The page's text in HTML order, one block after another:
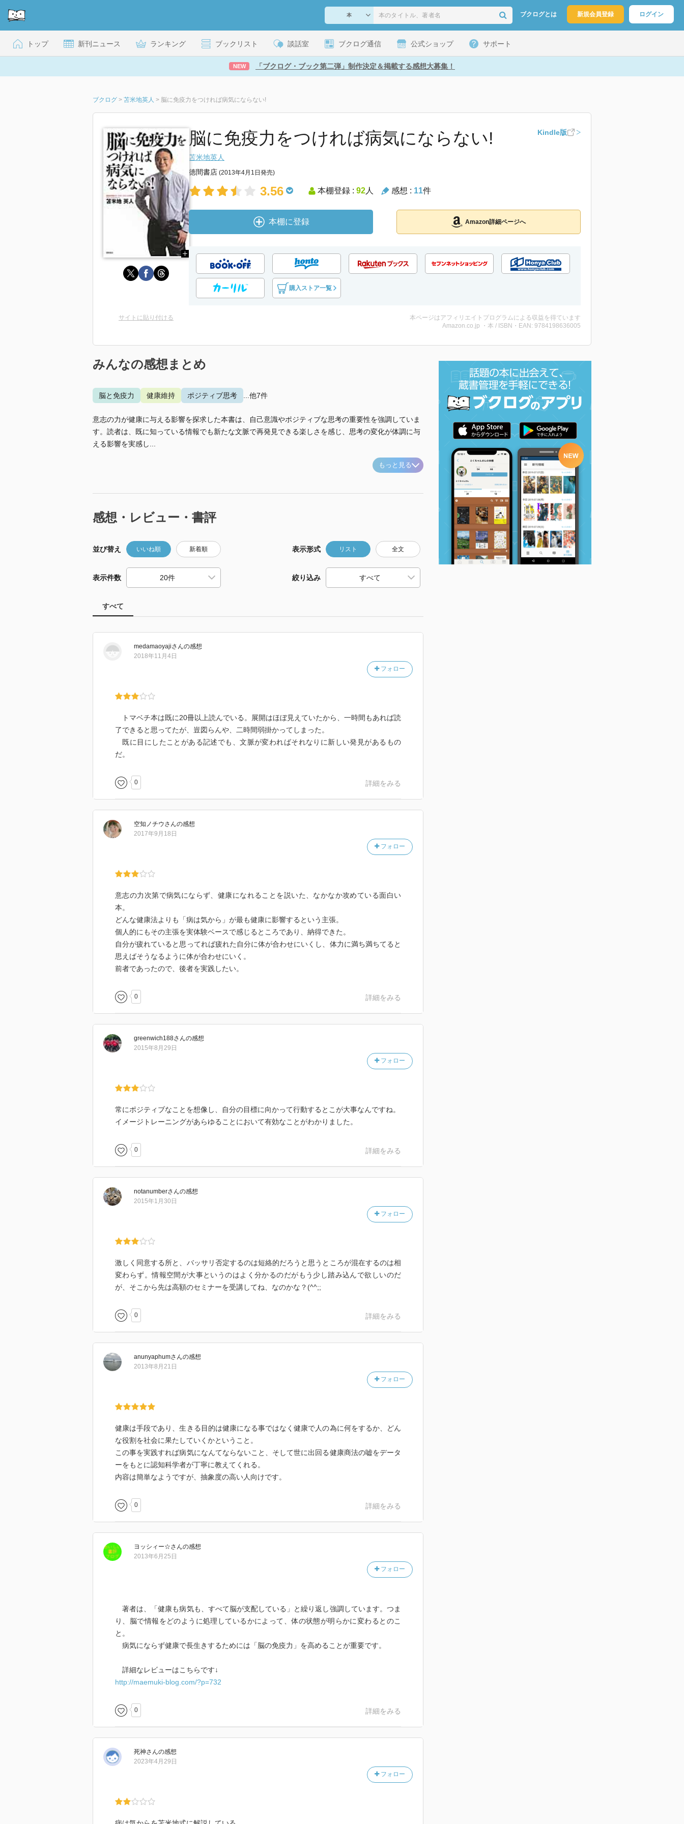
ブクログとは 新規会員登録 ログイン
トップ 新刊ニュース ランキング ブックリスト 談話室 ブクログ通信 公式ショップ サポート
NEW 「ブクログ・ブック第二弾」制作決定＆掲載する感想大募集！
ブクログ > 苫米地英人 > 脳に免疫力をつければ病気にならない!
脳に免疫力をつければ病気にならない! Kindle版
苫米地英人
徳間書店 (2013年4月1日発売)
3.56 本棚登録 : 92人 感想 : 11件
本棚に登録 Amazon詳細ページへ
購入ストア一覧
サイトに貼り付ける
本ページはアフィリエイトプログラムによる収益を得ています
Amazon.co.jp ・本 / ISBN・EAN: 9784198636005
みんなの感想まとめ
脳と免疫力 健康維持 ポジティブ思考 ...他7件
意志の力が健康に与える影響を探求した本書は、自己意識やポジティブな思考の重要性を強調していま
す。読者は、既に知っている情報でも新たな文脈で再発見できる楽しさを感じ、思考の変化が体調に与
える影響を実感し...
もっと見る
感想・レビュー・書評
並び替え いいね順 新着順 表示形式 リスト 全文
表示件数 絞り込み
すべて
medamaoyajiさんの感想
フォロー
2018年11月4日
トマベチ本は既に20冊以上読んでいる。展開はほぼ見えていたから、一時間もあれば読
了できると思ってたが、豈図らんや、二時間弱掛かってしまった。
既に目にしたことがある記述でも、文脈が変わればそれなりに新しい発見があるもの
だ。
0 詳細をみる
空知ノチウさんの感想
フォロー
2017年9月18日
意志の力次第で病気にならず、健康になれることを説いた、なかなか攻めている面白い
本。
どんな健康法よりも「病は気から」が最も健康に影響するという主張。
個人的にもその主張を実体験ベースで感じるところであり、納得できた。
自分が疲れていると思ってれば疲れた自分に体が合わせにいくし、体力に満ち満ちてると
思えばそうなるように体が合わせにいく。
前者であったので、後者を実践したい。
0 詳細をみる
greenwich188さんの感想
フォロー
2015年8月29日
常にポジティブなことを想像し、自分の目標に向かって行動するとこが大事なんですね。
イメージトレーニングがあらゆることにおいて有効なことがわかりました。
0 詳細をみる
notanumberさんの感想
フォロー
2015年1月30日
激しく同意する所と、バッサリ否定するのは短絡的だろうと思うところが混在するのは相
変わらず。情報空間が大事というのはよく分かるのだがもう少し踏み込んで欲しいのだ
が、そこから先は高額のセミナーを受講してね、なのかな？(^^;;
0 詳細をみる
anunyaphumさんの感想
フォロー
2013年8月21日
健康は手段であり、生きる目的は健康になる事ではなく健康で人の為に何をするか、どん
な役割を社会に果たしていくかということ。
この事を実践すれば病気になんてならないこと、そして世に出回る健康商法の嘘をデータ
ーをもとに認知科学者が丁寧に教えてくれる。
内容は簡単なようですが、抽象度の高い人向けです。
0 詳細をみる
ヨッシィー☆さんの感想
フォロー
2013年6月25日
著者は、「健康も病気も、すべて脳が支配している」と繰り返し強調しています。つま
り、脳で情報をどのように処理しているかによって、体の状態が明らかに変わるとのこ
と。
病気にならず健康で長生きするためには「脳の免疫力」を高めることが重要です。
詳細なレビューはこちらです↓
http://maemuki-blog.com/?p=732
0 詳細をみる
死神さんの感想
フォロー
2023年4月29日